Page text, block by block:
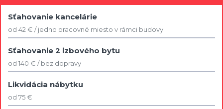
Sťahovanie kancelárie
od 42 € / jedno pracovné miesto v rámci budovy
Sťahovanie 2 izbového bytu
od 140 € / bez dopravy
Likvidácia nábytku
od 75 €